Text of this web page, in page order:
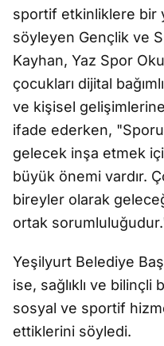
sportif etkinliklere bir
söyleyen Gençlik ve
Kayhan, Yaz Spor
çocukları dijital
ve kişisel
ifade ederken,
gelecek inşa etmek
büyük önemi vardır.
bireyler olarak
ortak
Yeşilyurt Belediye
ise, sağlıklı ve
sosyal ve sportif
ettiklerini söyledi.